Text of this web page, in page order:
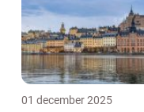
01 december 2025